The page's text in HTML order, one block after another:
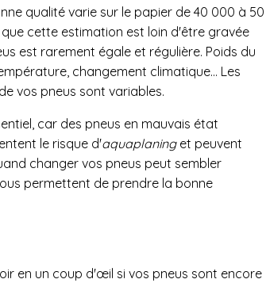
qualité varie sur le papier de 40 000 à 50
cette estimation est loin d'être gravée
est rarement égale et régulière. Poids du
changement climatique... Les
vos pneus sont variables.
car des pneus en mauvais état
le risque d'aquaplaninget peuvent
changer vos pneus peut sembler
permettent de prendre la bonne
en un coup d'œil si vos pneus sont encore